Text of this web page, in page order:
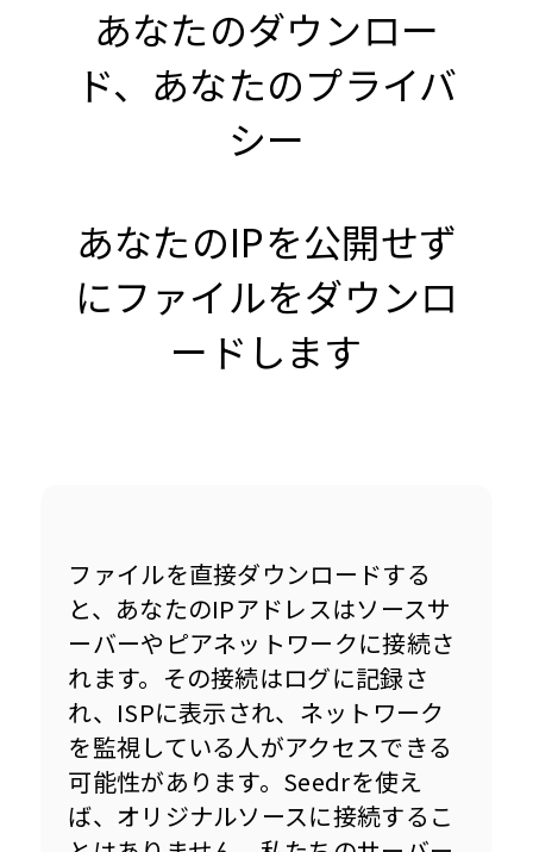
あなたのダウンロー
ド、あなたのプライバ
シー
あなたのIPを公開せず
にファイルをダウンロ
ードします
ファイルを直接ダウンロードする
と、あなたのIPアドレスはソースサ
ーバーやピアネットワークに接続さ
れます。その接続はログに記録さ
れ、ISPに表示され、ネットワーク
を監視している人がアクセスできる
可能性があります。Seedrを使え
ば、オリジナルソースに接続するこ